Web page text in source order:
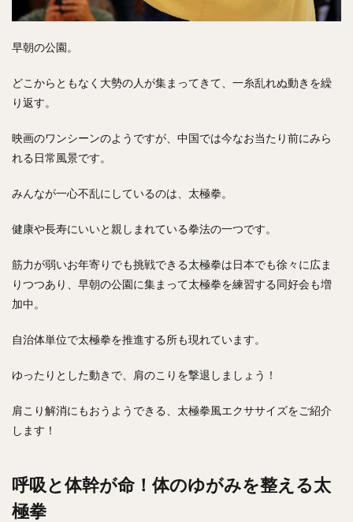
早朝の公園。
どこからともなく大勢の人が集まってきて、一糸乱れぬ動きを繰
り返す。
映画のワンシーンのようですが、中国では今なお当たり前にみら
れる日常風景です。
みんなが一心不乱にしているのは、太極拳。
健康や長寿にいいと親しまれている拳法の一つです。
筋力が弱いお年寄りでも挑戦できる太極拳は日本でも徐々に広ま
りつつあり、早朝の公園に集まって太極拳を練習する同好会も増
加中。
自治体単位で太極拳を推進する所も現れています。
ゆったりとした動きで、肩のこりを撃退しましょう！
肩こり解消にもおうようできる、太極拳風エクササイズをご紹介
します！
呼吸と体幹が命！体のゆがみを整える太
極拳